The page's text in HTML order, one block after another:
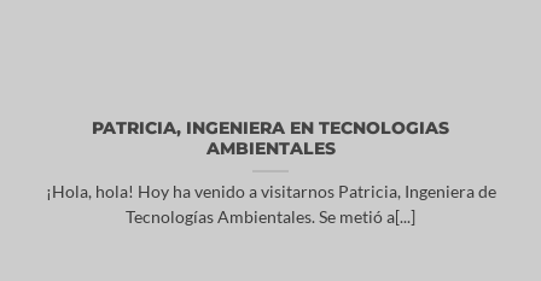
PATRICIA, INGENIERA EN TECNOLOGIAS
AMBIENTALES
¡Hola, hola! Hoy ha venido a visitarnos Patricia, Ingeniera de
Tecnologías Ambientales. Se metió a[...]